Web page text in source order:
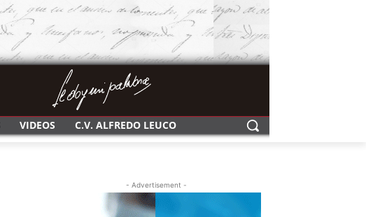
VIDEOS C.V. ALFREDO LEUCO
- Advertisement -